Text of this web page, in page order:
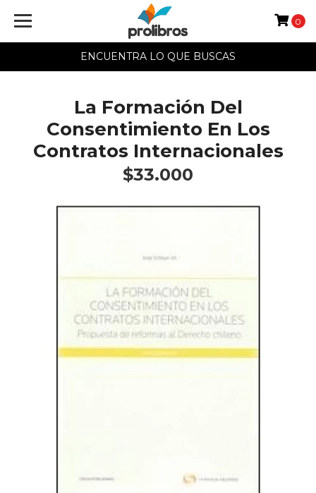
ENCUENTRA LO QUE BUSCAS
0
La Formación Del
Consentimiento En Los
Contratos Internacionales
$33.000